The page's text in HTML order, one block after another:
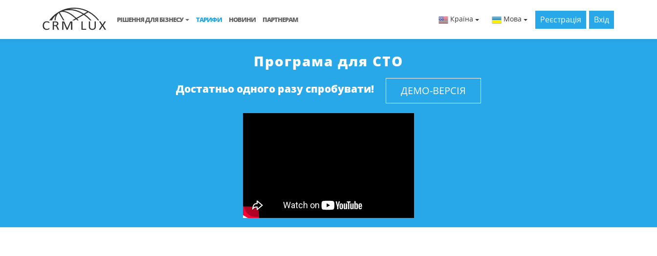
РІШЕННЯ ДЛЯ БІЗНЕСУ ТАРИФИ НОВИНИ ПАРТНЕРАМ Країна Мова Реєстрація Вхід
Програма для СТО
Достатньо одного разу спробувати! ДЕМО-ВЕРСІЯ